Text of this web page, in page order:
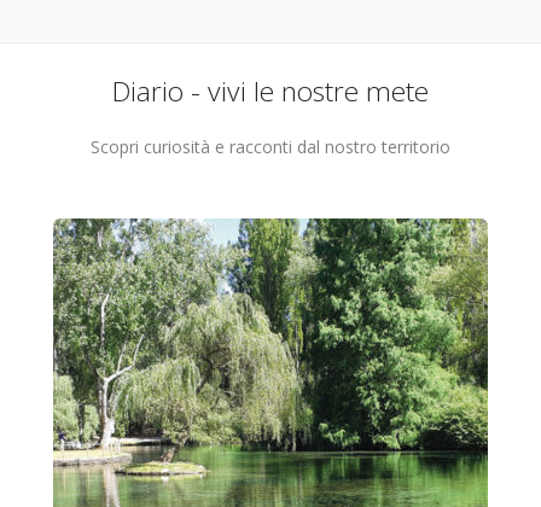
Diario - vivi le nostre mete
Scopri curiosità e racconti dal nostro territorio